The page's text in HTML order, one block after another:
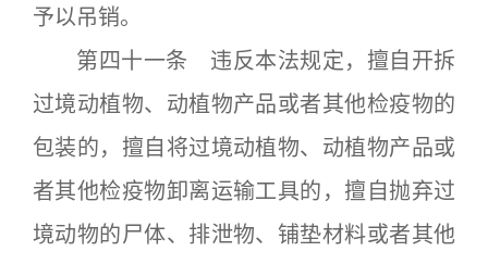
予以吊销。
第四十一条 违反本法规定，擅自开拆
过境动植物、动植物产品或者其他检疫物的
包装的，擅自将过境动植物、动植物产品或
者其他检疫物卸离运输工具的，擅自抛弃过
境动物的尸体、排泄物、铺垫材料或者其他